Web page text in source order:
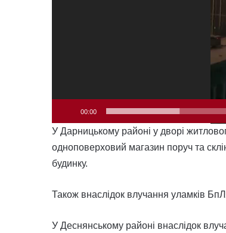
00:00
У Дарницькому районі у дворі
одноповерховий магазин поруч та
будинку.
Також внаслідок влучання уламків
У Деснянському районі внаслідок